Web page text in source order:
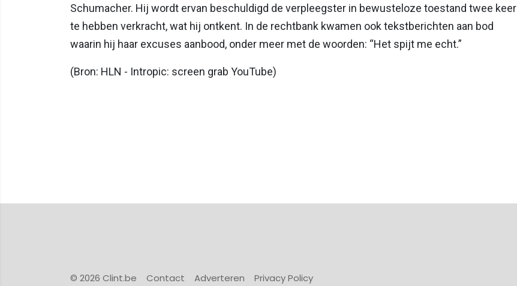
Schumacher. Hij wordt ervan beschuldigd de verpleegster in bewusteloze toestand twee keer
te hebben verkracht, wat hij ontkent. In de rechtbank kwamen ook tekstberichten aan bod
waarin hij haar excuses aanbood, onder meer met de woorden: “Het spijt me echt.”
(Bron: HLN - Intropic: screen grab YouTube)
© 2026 Clint.be Contact Adverteren Privacy Policy